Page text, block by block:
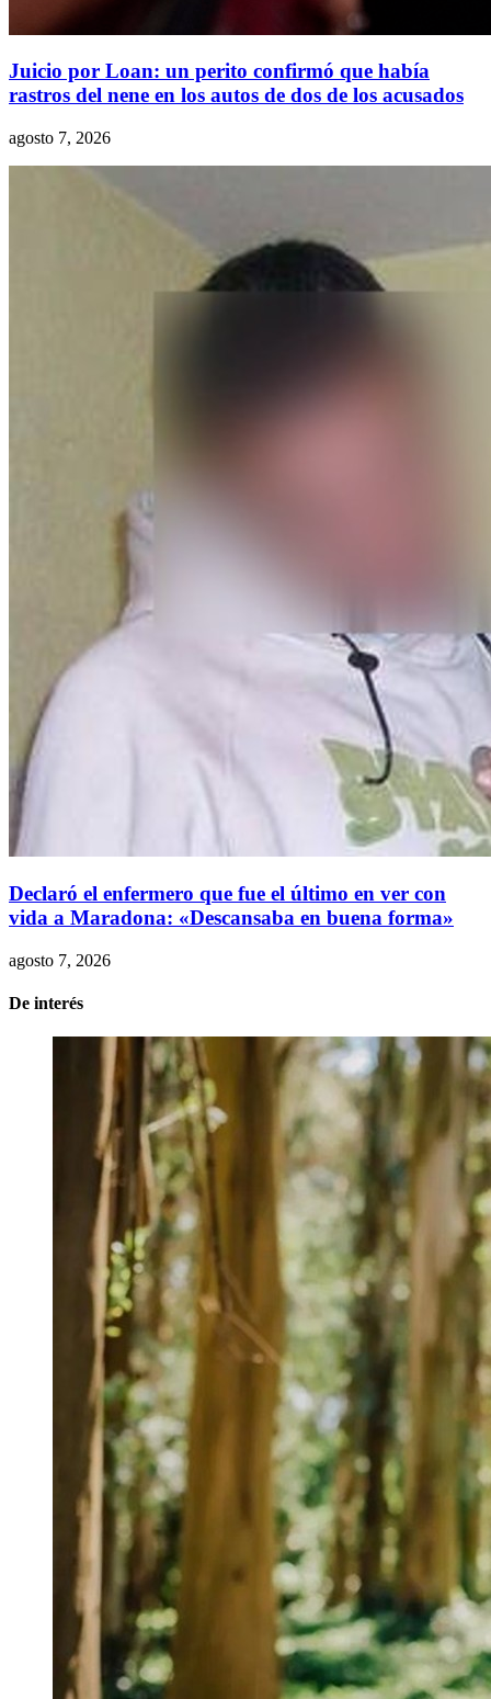
Juicio por Loan: un perito confirmó que había
rastros del nene en los autos de dos de los acusados
agosto 7, 2026
Declaró el enfermero que fue el último en ver con
vida a Maradona: «Descansaba en buena forma»
agosto 7, 2026
De interés